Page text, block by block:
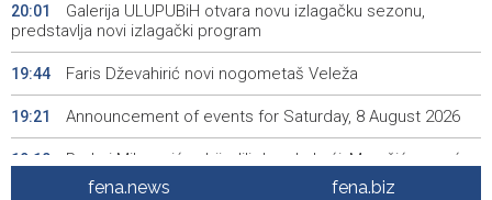
20:01
Galerija ULUPUBiH otvara novu izlagačku sezonu,
predstavlja novi izlagački program
19:44 Faris Dževahirić novi nogometaš Veleža
19:21 Announcement of events for Saturday, 8 August 2026
19:10
Rudari Milanovića ubijedili da ode kući, Memčić se već
ponovo vratio u jamu 'Raspotočje'
fena.news fena.biz